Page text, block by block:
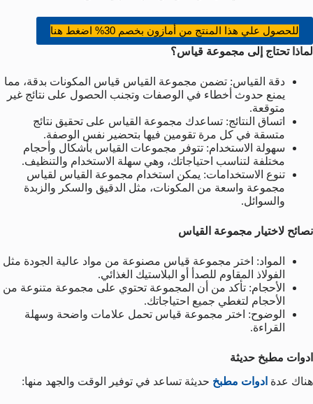
للحصول علي هذا المنتج من أمازون بخصم 30% اضغط هنا
لماذا تحتاج إلى مجموعة قياس؟
دقة القياس: تضمن مجموعة القياس قياس المكونات بدقة، مما
يمنع حدوث أخطاء في الوصفات وتجنب الحصول على نتائج غير
متوقعة.
اتساق النتائج: تساعدك مجموعة القياس على تحقيق نتائج
متسقة في كل مرة تقومين فيها بتحضير نفس الوصفة.
سهولة الاستخدام: تتوفر مجموعات القياس بأشكال وأحجام
مختلفة لتناسب احتياجاتك، وهي سهلة الاستخدام والتنظيف.
تنوع الاستخدامات: يمكن استخدام مجموعة القياس لقياس
مجموعة واسعة من المكونات، مثل الدقيق والسكر والزبدة
والسوائل.
نصائح لاختيار مجموعة القياس
المواد: اختر مجموعة قياس مصنوعة من مواد عالية الجودة مثل
الفولاذ المقاوم للصدأ أو البلاستيك الغذائي.
الأحجام: تأكد من أن المجموعة تحتوي على مجموعة متنوعة من
الأحجام لتغطي جميع احتياجاتك.
الوضوح: اختر مجموعة قياس تحمل علامات واضحة وسهلة
القراءة.
ادوات مطبخ حديثة
هناك عدة ادوات مطبخ حديثة تساعد في توفير الوقت والجهد منها: